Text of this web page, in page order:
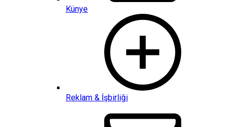
Künye
Reklam & İşbirliği